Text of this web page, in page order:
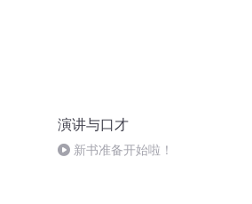
演讲与口才
新书准备开始啦！